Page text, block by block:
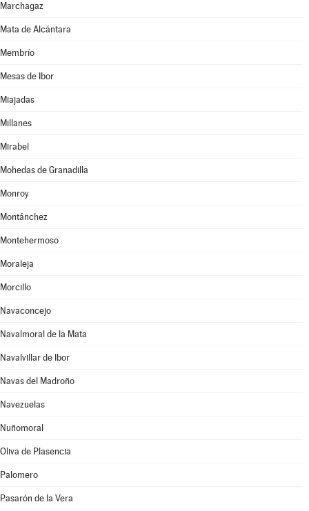
Marchagaz
Mata de Alcántara
Membrío
Mesas de Ibor
Miajadas
Millanes
Mirabel
Mohedas de Granadilla
Monroy
Montánchez
Montehermoso
Moraleja
Morcillo
Navaconcejo
Navalmoral de la Mata
Navalvillar de Ibor
Navas del Madroño
Navezuelas
Nuñomoral
Oliva de Plasencia
Palomero
Pasarón de la Vera